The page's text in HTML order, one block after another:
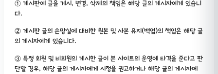
① 게시판에 글을 게시, 변경, 삭제의 책임은 해당 글의 게시자에게 있습니
다.
② 게시판 글의 손망실에 대비한 원본 및 사본 유지(백업)의 책임은 해당 글
의 게시자에게 있습니다.
③ 특정 회원 및 비회원의 게시한 글이 본 사이트의 운영에 타격을 준다고 판
단할 경우, 해당 글의 게시자에게 시정을 권고하거나 해당 글의 게시자에